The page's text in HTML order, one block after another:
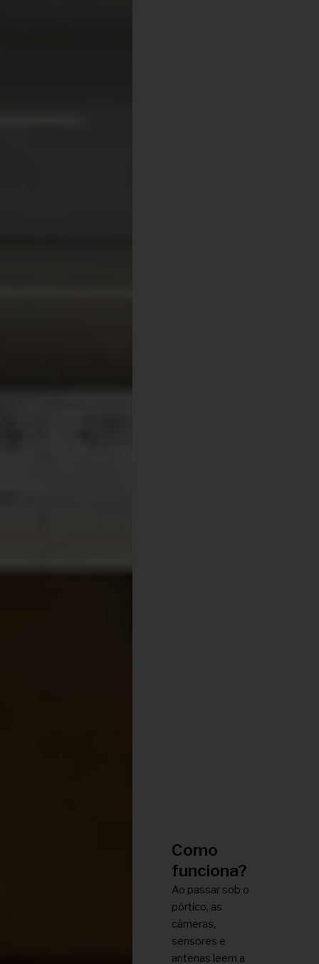
Como
funciona?
Ao passar sob o
pórtico, as
câmeras,
sensores e
antenas leem a